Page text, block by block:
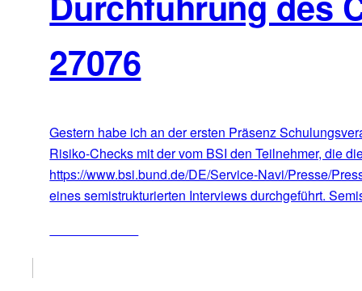
27076
Gestern habe ich an der ersten Präsenz
Risiko-Checks mit der vom BSI den Teilnehmer, die
https://www.bsi.bund.de/DE/Service-Navi/Presse/
eines semistrukturierten Interviews durchgeführt.